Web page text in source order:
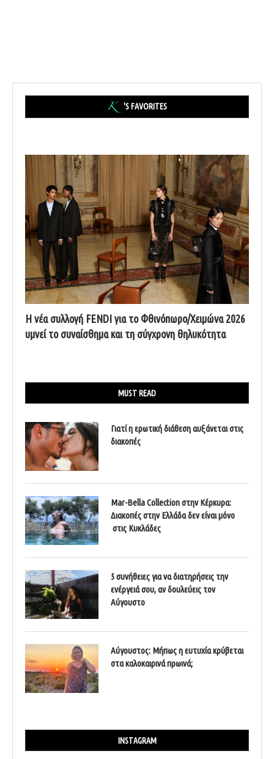
'S FAVORITES
Η νέα συλλογή FENDI για το Φθινόπωρο/Χειμώνα 2026
υμνεί το συναίσθημα και τη σύγχρονη θηλυκότητα
MUST READ
Γιατί η ερωτική διάθεση αυξάνεται στις
διακοπές
Mar-Bella Collection στην Κέρκυρα:
Διακοπές στην Ελλάδα δεν είναι μόνο
στις Κυκλάδες
5 συνήθειες για να διατηρήσεις την
ενέργειά σου, αν δουλεύεις τον
Αύγουστο
Αύγουστος: Μήπως η ευτυχία κρύβεται
στα καλοκαιρινά πρωινά;
INSTAGRAM